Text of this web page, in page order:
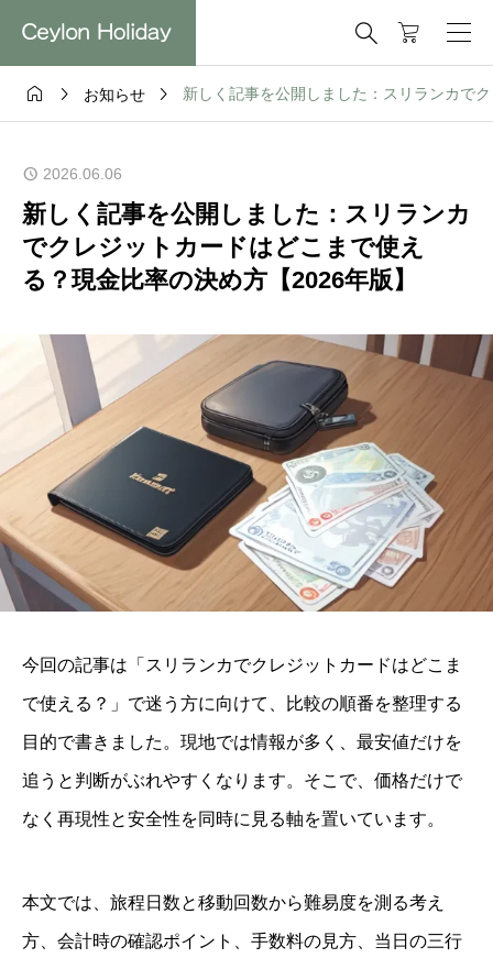

  お知らせ  新しく記事を公開しました：スリランカで
2026.06.06
新しく記事を公開しました：スリランカ
でクレジットカードはどこまで使え
る？現金比率の決め方【2026年版】
今回の記事は「スリランカでクレジットカードはどこま
で使える？」で迷う方に向けて、比較の順番を整理する
目的で書きました。現地では情報が多く、最安値だけを
追うと判断がぶれやすくなります。そこで、価格だけで
なく再現性と安全性を同時に見る軸を置いています。
本文では、旅程日数と移動回数から難易度を測る考え
方、会計時の確認ポイント、手数料の見方、当日の三行